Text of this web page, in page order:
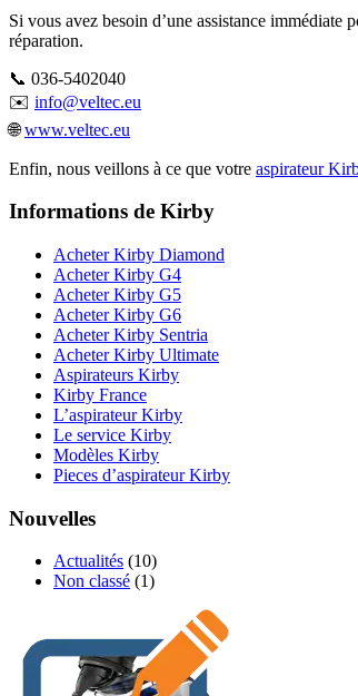
Si vous avez besoin d’une assistance immédiate
réparation.
📞 036-5402040
✉️ info@veltec.eu
🌐www.veltec.eu
Enfin, nous veillons à ce que votre aspirateur
Informations de Kirby
Acheter Kirby Diamond
Acheter Kirby G4
Acheter Kirby G5
Acheter Kirby G6
Acheter Kirby Sentria
Acheter Kirby Ultimate
Aspirateurs Kirby
Kirby France
L’aspirateur Kirby
Le service Kirby
Modèles Kirby
Pieces d’aspirateur Kirby
Nouvelles
Actualités (10)
Non classé (1)